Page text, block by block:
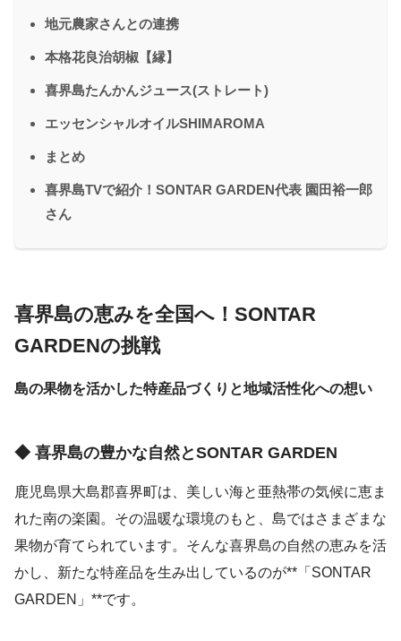
地元農家さんとの連携
本格花良治胡椒【縁】
喜界島たんかんジュース(ストレート)
エッセンシャルオイルSHIMAROMA
まとめ
喜界島TVで紹介！SONTAR GARDEN代表 園田裕一郎
さん
喜界島の恵みを全国へ！SONTAR
GARDENの挑戦
島の果物を活かした特産品づくりと地域活性化への想い
◆ 喜界島の豊かな自然とSONTAR GARDEN
鹿児島県大島郡喜界町は、美しい海と亜熱帯の気候に恵ま
れた南の楽園。その温暖な環境のもと、島ではさまざまな
果物が育てられています。そんな喜界島の自然の恵みを活
かし、新たな特産品を生み出しているのが**「SONTAR
GARDEN」**です。